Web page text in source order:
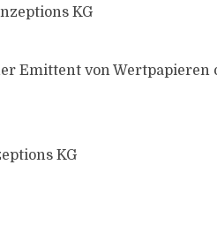
KG
Emittent von Wertpapieren
KG